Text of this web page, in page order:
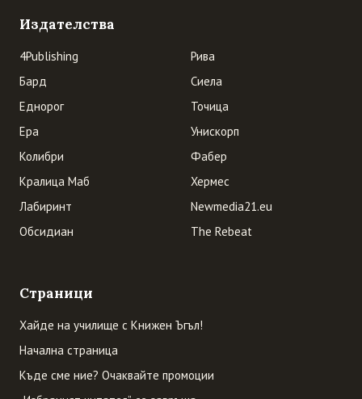
Издателства
4Publishing
Бард
Еднорог
Ера
Колибри
Кралица Маб
Лабиринт
Обсидиан
Рива
Сиела
Точица
Унискорп
Фабер
Хермес
Newmedia21.eu
The Rebeat
Страници
Хайде на училище с Книжен Ъгъл!
Начална страница
Къде сме ние? Очаквайте промоции